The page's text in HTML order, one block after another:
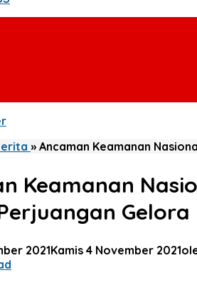
» Ancaman Keamanan
Keamanan
Gelora
2021Kamis 4 November 2021